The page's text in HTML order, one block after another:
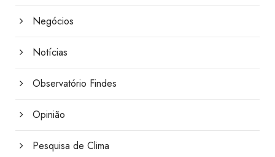
Negócios
Notícias
Observatório Findes
Opinião
Pesquisa de Clima